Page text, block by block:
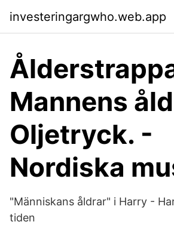
investeringargwho.web.app
Mannens
Oljetryck. -
Nordiska
"Människans åldrar" i Harry -
tiden